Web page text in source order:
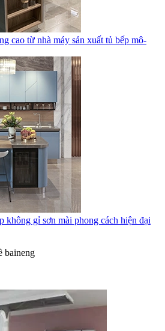
cao từ nhà máy sản xuất tủ bếp mô-
không gỉ sơn mài phong cách hiện đại
baineng